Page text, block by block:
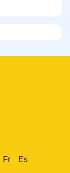
Fr Es